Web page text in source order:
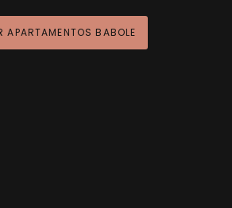
APARTAMENTOS BABOLE